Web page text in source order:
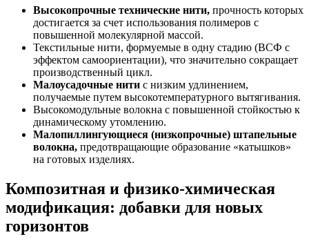
Высокопрочные технические нити, прочность которых
достигается за счет использования полимеров с
повышенной молекулярной массой.
Текстильные нити, формуемые в одну стадию (ВСФ с
эффектом самоориентации), что значительно сокращает
производственный цикл.
Малоусадочные нити с низким удлинением,
получаемые путем высокотемпературного вытягивания.
Высокомодульные волокна с повышенной стойкостью к
динамическому утомлению.
Малопиллингующиеся (низкопрочные) штапельные
волокна, предотвращающие образование «катышков»
на готовых изделиях.
Композитная и физико-химическая
модификация: добавки для новых
горизонтов